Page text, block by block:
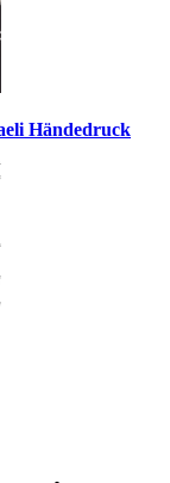
Händedruck